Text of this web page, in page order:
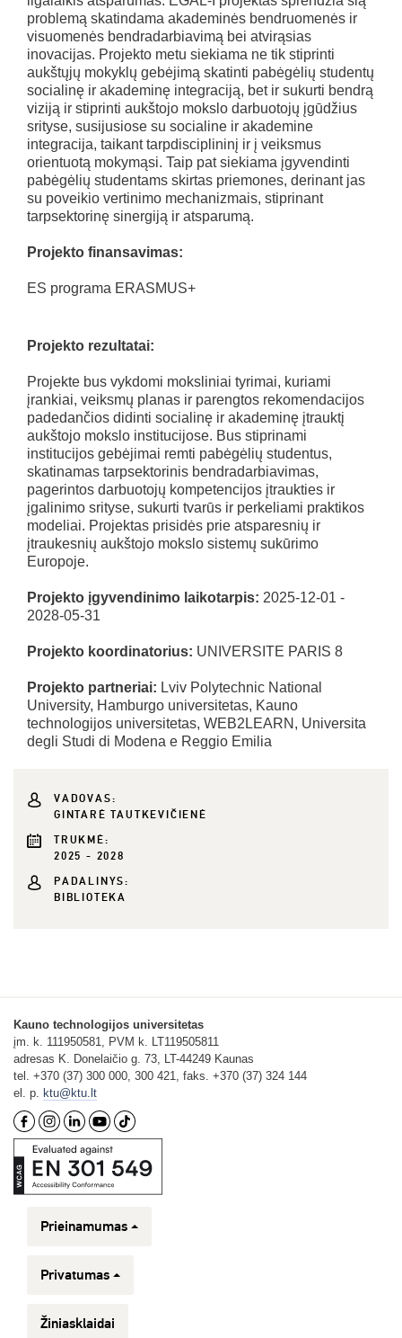
problemą skatindama akademinės bendruomenės ir
visuomenės bendradarbiavimą bei atvirąsias
inovacijas. Projekto metu siekiama ne tik stiprinti
aukštųjų mokyklų gebėjimą skatinti pabėgėlių studentų
socialinę ir akademinę integraciją, bet ir sukurti bendrą
viziją ir stiprinti aukštojo mokslo darbuotojų įgūdžius
srityse, susijusiose su socialine ir akademine
integracija, taikant tarpdisciplininį ir į veiksmus
orientuotą mokymąsi. Taip pat siekiama įgyvendinti
pabėgėlių studentams skirtas priemones, derinant jas
su poveikio vertinimo mechanizmais, stiprinant
tarpsektorinę sinergiją ir atsparumą.
Projekto finansavimas:
ES programa ERASMUS+
Projekto rezultatai:
Projekte bus vykdomi moksliniai tyrimai, kuriami
įrankiai, veiksmų planas ir parengtos rekomendacijos
padedančios didinti socialinę ir akademinę įtrauktį
aukštojo mokslo institucijose. Bus stiprinami
institucijos gebėjimai remti pabėgėlių studentus,
skatinamas tarpsektorinis bendradarbiavimas,
pagerintos darbuotojų kompetencijos įtraukties ir
įgalinimo srityse, sukurti tvarūs ir perkeliami praktikos
modeliai. Projektas prisidės prie atsparesnių ir
įtraukesnių aukštojo mokslo sistemų sukūrimo
Europoje.
Projekto įgyvendinimo laikotarpis: 2025-12-01 -
2028-05-31
Projekto koordinatorius: UNIVERSITE PARIS 8
Projekto partneriai: Lviv Polytechnic National
University, Hamburgo universitetas, Kauno
technologijos universitetas, WEB2LEARN, Universita
degli Studi di Modena e Reggio Emilia
VADOVAS:
GINTARĖ TAUTKEVIČIENĖ
TRUKMĖ:
2025 - 2028
PADALINYS:
BIBLIOTEKA
Kauno technologijos universitetas
įm. k. 111950581, PVM k. LT119505811
adresas K. Donelaičio g. 73, LT-44249 Kaunas
tel. +370 (37) 300 000, 300 421, faks. +370 (37) 324 144
el. p. ktu@ktu.lt
Prieinamumas
Privatumas
Žiniasklaidai